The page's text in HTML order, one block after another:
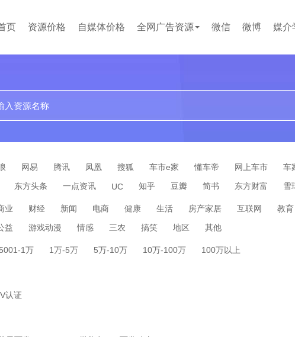
页 资源价格 自媒体价格 全网广告资源
小红书 文案代写
百度百科
短视频
微信 微博 媒介
网易 腾讯 凤凰 搜狐 车市e家 懂车帝 网上车市 车
东方头条 一点资讯 UC 知乎 豆瓣 简书 东方财富 雪
业 财经 新闻 电商 健康 生活 房产家居 互联网 教育
益 游戏动漫 情感 三农 搞笑 地区 其他
5001-1万 1万-5万 5万-10万 10万-100万 100万以上
认证